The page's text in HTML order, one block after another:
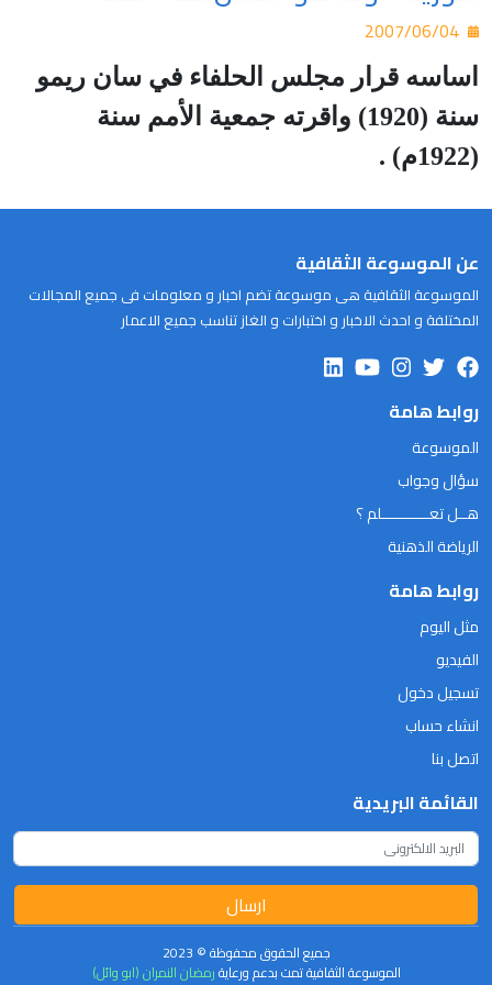
اساسه قرار مجلس الحلفاء في سان ريمو
سنة (1920) واقرته جمعية الأمم سنة
(1922م) .
عن الموسوعة الثقافية
الموسوعة الثقافية هى موسوعة تضم اخبار و معلومات فى جميع المجالات
المختلفة و احدث الاخبار و اختبارات و الغاز تناسب جميع الاعمار
روابط هامة
الموسوعة
سؤال وجواب
هــل تعـــــــــــلم ؟
الرياضة الذهنية
روابط هامة
مثل اليوم
الفيديو
تسجيل دخول
انشاء حساب
اتصل بنا
القائمة البريدية
ارسال
جميع الحقوق محفوظة © 2023
الموسوعة الثقافية تمت بدعم ورعايةرمضان النمران (ابو وائل)